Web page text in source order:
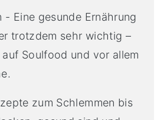
- Eine gesunde Ernährung
trotzdem sehr wichtig –
Soulfood und vor allem
zum Schlemmen bis